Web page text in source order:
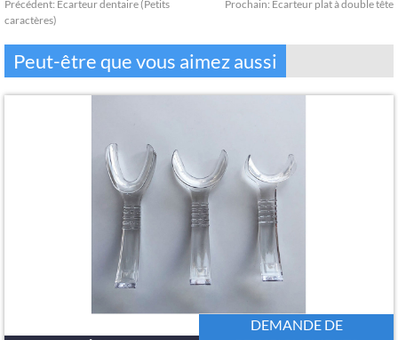
Précédent: Écarteur dentaire (Petits
caractères)
Prochain: Écarteur plat à double tête
Peut-être que vous aimez aussi
DEMANDE DE